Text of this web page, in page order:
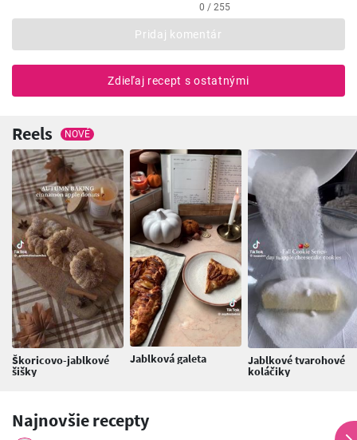
0 / 255
Pridaj komentár
Zdieľaj recept s ostatnými
Reels NOVÉ
Škoricovo-jablkové
šišky
Jablková galeta Jablkové tvarohové
koláčiky
Najnovšie recepty